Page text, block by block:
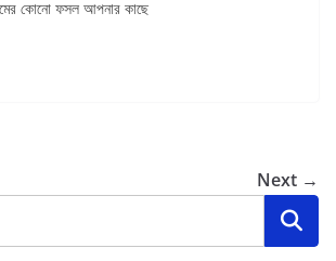
কোনো ফসল আপনার কাছে
Next →